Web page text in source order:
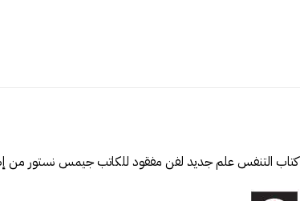
كتاب التنفس علم جديد لفن مفقود‎ للكاتب جيمس نستور‎ من إصدارات المركز الثقافي العربي